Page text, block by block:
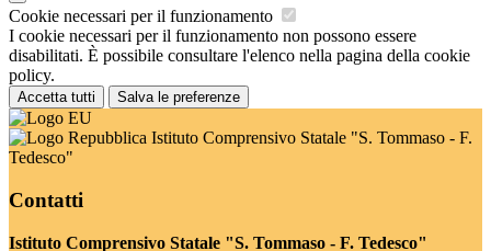
Cookie necessari per il funzionamento
I cookie necessari per il funzionamento non possono essere
disabilitati. È possibile consultare l'elenco nella pagina della cookie
policy.
Accetta tutti Salva le preferenze
Istituto Comprensivo Statale "S. Tommaso - F.
Tedesco"
Contatti
Istituto Comprensivo Statale "S. Tommaso - F. Tedesco"